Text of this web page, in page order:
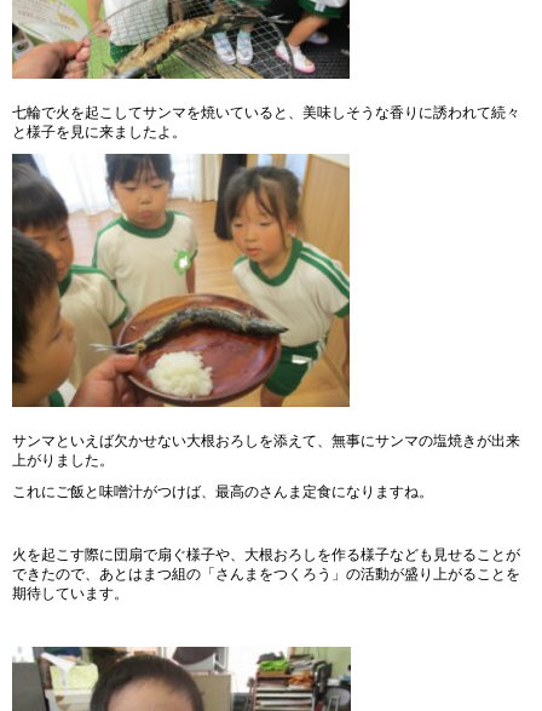
七輪で火を起こしてサンマを焼いていると、美味しそうな香りに誘われて続々
と様子を見に来ましたよ。
サンマといえば欠かせない大根おろしを添えて、無事にサンマの塩焼きが出来
上がりました。
これにご飯と味噌汁がつけば、最高のさんま定食になりますね。
火を起こす際に団扇で扇ぐ様子や、大根おろしを作る様子なども見せることが
できたので、あとはまつ組の「さんまをつくろう」の活動が盛り上がることを
期待しています。